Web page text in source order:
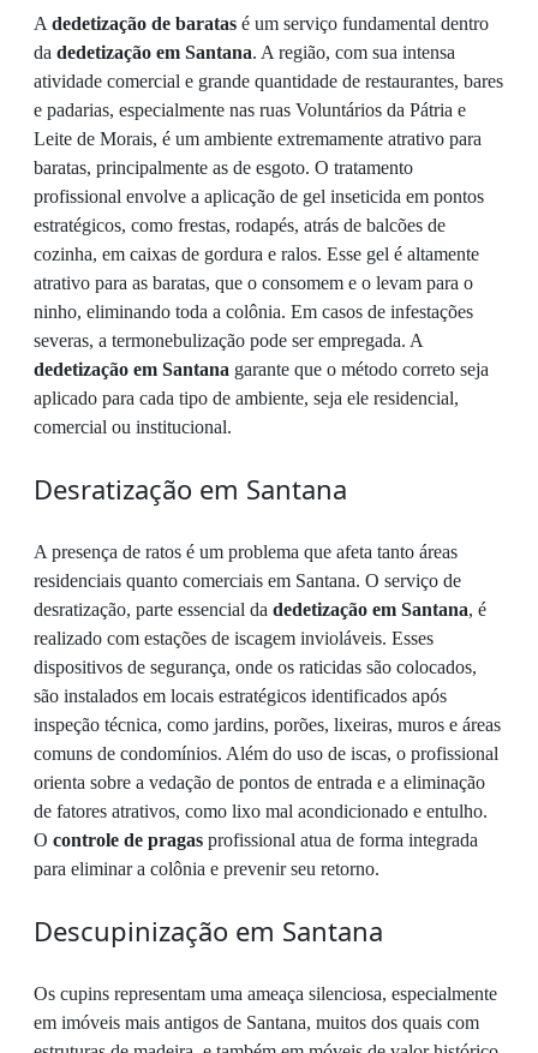
A dedetização de baratas é um serviço fundamental dentro
da dedetização em Santana. A região, com sua intensa
atividade comercial e grande quantidade de restaurantes, bares
e padarias, especialmente nas ruas Voluntários da Pátria e
Leite de Morais, é um ambiente extremamente atrativo para
baratas, principalmente as de esgoto. O tratamento
profissional envolve a aplicação de gel inseticida em pontos
estratégicos, como frestas, rodapés, atrás de balcões de
cozinha, em caixas de gordura e ralos. Esse gel é altamente
atrativo para as baratas, que o consomem e o levam para o
ninho, eliminando toda a colônia. Em casos de infestações
severas, a termonebulização pode ser empregada. A
dedetização em Santana garante que o método correto seja
aplicado para cada tipo de ambiente, seja ele residencial,
comercial ou institucional.
Desratização em Santana
A presença de ratos é um problema que afeta tanto áreas
residenciais quanto comerciais em Santana. O serviço de
desratização, parte essencial da dedetização em Santana, é
realizado com estações de iscagem invioláveis. Esses
dispositivos de segurança, onde os raticidas são colocados,
são instalados em locais estratégicos identificados após
inspeção técnica, como jardins, porões, lixeiras, muros e áreas
comuns de condomínios. Além do uso de iscas, o profissional
orienta sobre a vedação de pontos de entrada e a eliminação
de fatores atrativos, como lixo mal acondicionado e entulho.
O controle de pragas profissional atua de forma integrada
para eliminar a colônia e prevenir seu retorno.
Descupinização em Santana
Os cupins representam uma ameaça silenciosa, especialmente
em imóveis mais antigos de Santana, muitos dos quais com